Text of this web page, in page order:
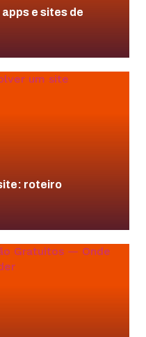
e sites de
roteiro